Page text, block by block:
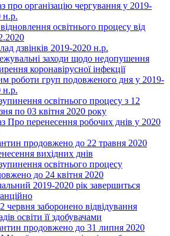
про організацію чергування у 2019-
н.р.
освітнього процесу від
дзвінків 2019-2020 н.р.
заходи щодо недопушення
коронавірусної інфекції
роботи груп подовженого дня у 2019-
н.р.
освітнього процесу з 12
по 03 квітня 2020 року
Про перенесення робочих днів у 2020
продовжено до 22 травня 2020
вихідних днів
освітнього процесу
до 24 квітня 2020
2019-2020 рік завершиться
червня заборонено відвідування
освіти її здобувачами
продовжено до 31 липня 2020